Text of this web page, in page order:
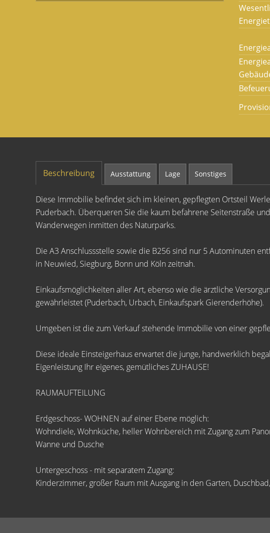
Beschreibung Ausstattung Lage Sonstiges
Diese Immobilie befindet sich im kleinen, gepflegten Ortsteil
Puderbach. Überqueren Sie die kaum befahrene Seitenstraße
Wanderwegen inmitten des Naturparks.
Die A3 Anschlussstelle sowie die B256 sind nur 5 Autominuten
in Neuwied, Siegburg, Bonn und Köln zeitnah.
Einkaufsmöglichkeiten aller Art, ebenso wie die ärztliche
gewährleistet (Puderbach, Urbach, Einkaufspark Gierenderhöhe).
Umgeben ist die zum Verkauf stehende Immobilie von einer
Diese ideale Einsteigerhaus erwartet die junge, handwerklich
Eigenleistung Ihr eigenes, gemütliches ZUHAUSE!
RAUMAUFTEILUNG
Erdgeschoss- WOHNEN auf einer Ebene möglich:
Wohndiele, Wohnküche, heller Wohnbereich mit Zugang zum
Wanne und Dusche
Untergeschoss - mit separatem Zugang:
Kinderzimmer, großer Raum mit Ausgang in den Garten,